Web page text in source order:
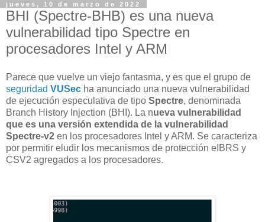
jueves, 10 de marzo de 2022
BHI (Spectre-BHB) es una nueva
vulnerabilidad tipo Spectre en
procesadores Intel y ARM
Parece que vuelve un viejo fantasma, y es que el grupo de
seguridad VUSec ha anunciado una nueva vulnerabilidad
de ejecución especulativa de tipo Spectre, denominada
Branch History Injection (BHI). La nueva vulnerabilidad
que es una versión extendida de la vulnerabilidad
Spectre-v2 en los procesadores Intel y ARM. Se caracteriza
por permitir eludir los mecanismos de protección eIBRS y
CSV2 agregados a los procesadores.